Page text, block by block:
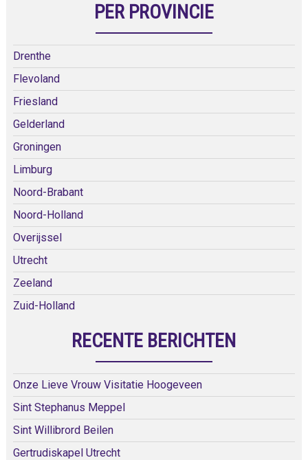
PER PROVINCIE
Drenthe
Flevoland
Friesland
Gelderland
Groningen
Limburg
Noord-Brabant
Noord-Holland
Overijssel
Utrecht
Zeeland
Zuid-Holland
RECENTE BERICHTEN
Onze Lieve Vrouw Visitatie Hoogeveen
Sint Stephanus Meppel
Sint Willibrord Beilen
Gertrudiskapel Utrecht